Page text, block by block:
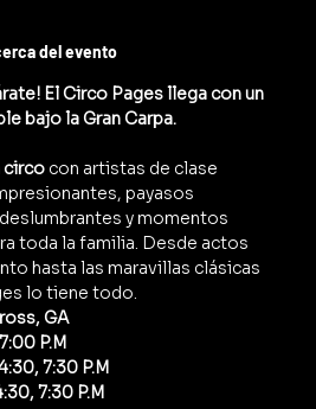
del evento
El Circo Pages llega con un
bajo la Gran Carpa.
circo con artistas de clase
payasos
y momentos
toda la familia. Desde actos
hasta las maravillas clásicas
lo tiene todo.
GA
P.M
7:30 P.M
7:30 P.M